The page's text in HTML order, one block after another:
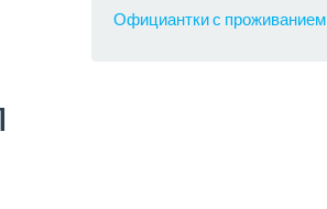
Официантки с проживанием